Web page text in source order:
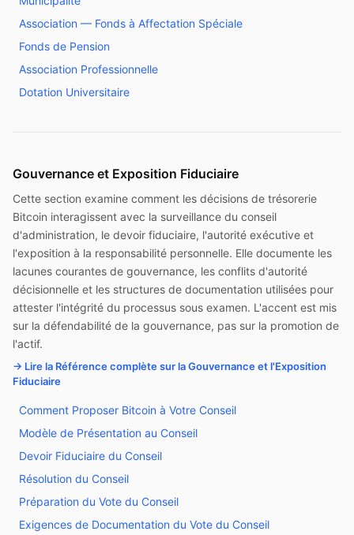
Association — Fonds à Affectation Spéciale
Fonds de Pension
Association Professionnelle
Dotation Universitaire
Gouvernance et Exposition Fiduciaire
Cette section examine comment les décisions de trésorerie
Bitcoin interagissent avec la surveillance du conseil
d'administration, le devoir fiduciaire, l'autorité exécutive et
l'exposition à la responsabilité personnelle. Elle documente les
lacunes courantes de gouvernance, les conflits d'autorité
décisionnelle et les structures de documentation utilisées pour
attester l'intégrité du processus sous examen. L'accent est mis
sur la défendabilité de la gouvernance, pas sur la promotion de
l'actif.
→ Lire la Référence complète sur la Gouvernance et l'Exposition
Fiduciaire
Comment Proposer Bitcoin à Votre Conseil
Modèle de Présentation au Conseil
Devoir Fiduciaire du Conseil
Résolution du Conseil
Préparation du Vote du Conseil
Exigences de Documentation du Vote du Conseil